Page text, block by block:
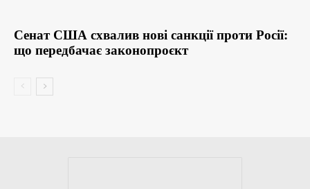
Сенат США схвалив нові санкції проти Росії:
що передбачає законопроєкт